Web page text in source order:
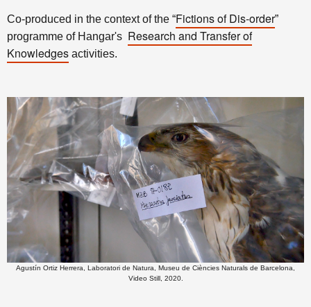
Co-produced in the context ofthe “Fictions of Dis-order”
programme of Hangar's Research and Transfer of
Knowledges activities.
Agustín Ortiz Herrera, Laboratori de Natura, Museu de Ciències Naturals de Barcelona,
Video Still, 2020.